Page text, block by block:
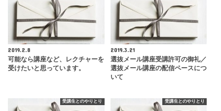
2019.2.8
可能なら講座など、レクチャーを
受けたいと思っています。
2019.3.21
選抜メール講座受講許可の御礼／
選抜メール講座の配信ペースにつ
いて
受講生とのやりとり 受講生とのやりとり